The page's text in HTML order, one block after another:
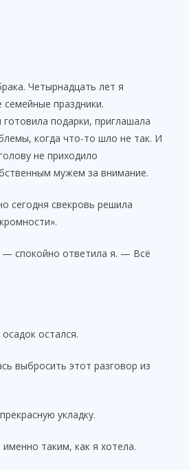
Четырнадцать лет я
семейные праздники.
подарки, приглашала
когда что-то шло не так. И
не приходило
мужем за внимание.
сегодня свекровь решила
спокойно ответила я. — Всё
остался.
выбросить этот разговор из
укладку.
таким, как я хотела.